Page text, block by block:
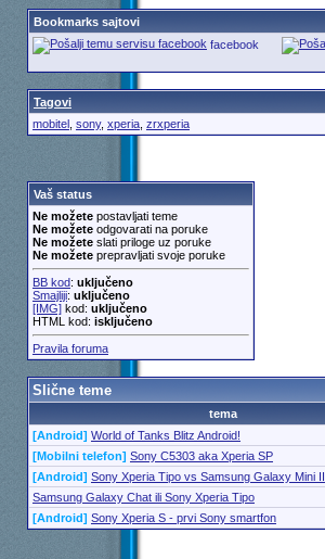
Bookmarks sajtovi
facebook
Tagovi
mobitel, sony, xperia, zrxperia
Vaš status
Ne možetepostavljati teme
Ne možeteodgovarati na poruke
Ne možeteslati priloge uz poruke
Ne možeteprepravljati svoje poruke
BB kod: uključeno
Smajliji: uključeno
[IMG]kod: uključeno
HTML kod: isključeno
Pravila foruma
Slične teme
tema
[Android] World of Tanks Blitz Android!
[Mobilni telefon] Sony C5303 aka Xperia SP
[Android] Sony Xperia Tipo vs Samsung Galaxy Mini II
Samsung Galaxy Chat ili Sony Xperia Tipo
[Android] Sony Xperia S - prvi Sony smartfon